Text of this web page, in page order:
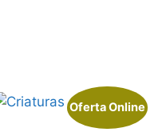
Oferta Online